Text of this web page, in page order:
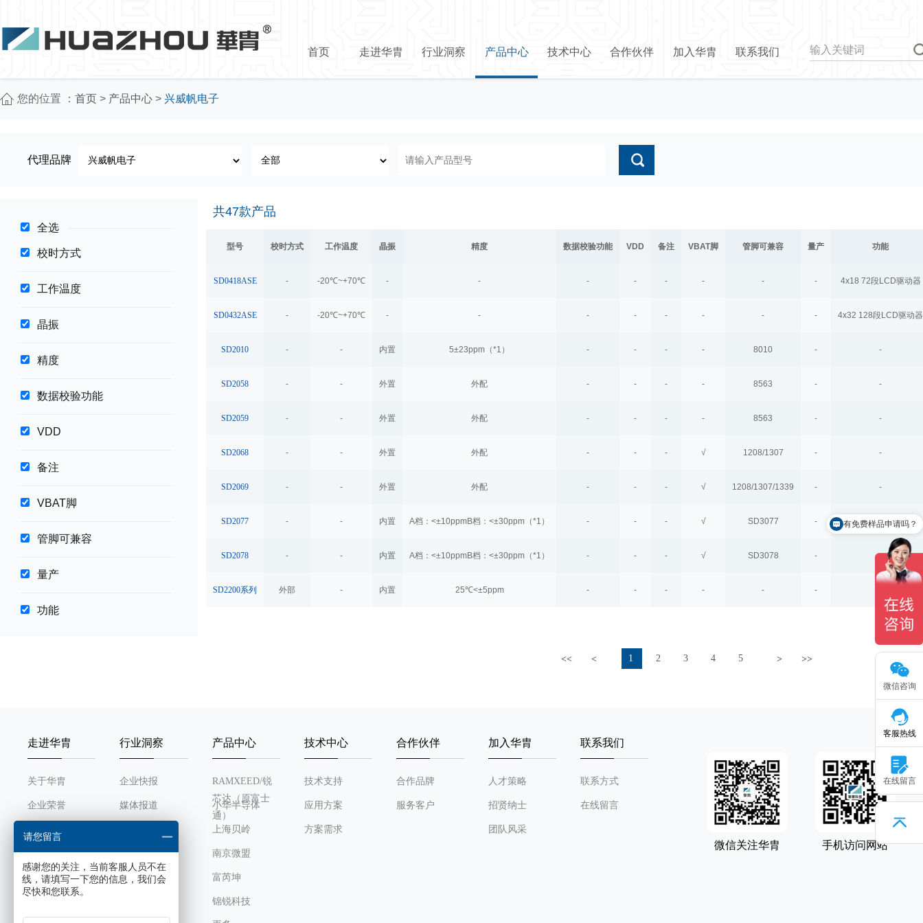
首页 走进华胄 行业洞察 产品中心 技术中心 合作伙伴 加入华胄 联系我们
您的位置 ： 首页 > 产品中心 > 兴威帆电子
代理品牌
全选
校时方式
工作温度
晶振
精度
数据校验功能
VDD
备注
VBAT脚
管脚可兼容
量产
功能
功能简介
总线
ID码
接口
共47款产品
型号 校时方式 工作温度 晶振 精度 数据校验功能 VDD 备注 VBAT脚 管脚可兼容 量产 功能
SD0418ASE - -20℃~+70℃ - - - - - - - - 4x18 72段LCD驱动器
SD0432ASE - -20℃~+70℃ - - - - - - - - 4x32 128段LCD驱动器
SD2010 - - 内置 5±23ppm（*1） - - - - 8010 - -
SD2058 - - 外置 外配 - - - - 8563 - -
SD2059 - - 外置 外配 - - - - 8563 - -
SD2068 - - 外置 外配 - - - √ 1208/1307 - -
SD2069 - - 外置 外配 - - - √ 1208/1307/1339 - -
SD2077 - - 内置 A档：<±10ppmB档：<±30ppm（*1） - - - √ SD3077 - -
SD2078 - - 内置 A档：<±10ppmB档：<±30ppm（*1） - - - √ SD3078 - -
SD2200系列 外部 - 内置 25℃<±5ppm - - - - - -
<< < 1 2 3 4 5 > >>
走进华胄
关于华胄
企业荣誉
发展历程
组织架构
企业文化
行业洞察
企业快报
媒体报道
产品中心
RAMXEED/锐
芯达（原富士
通）
小华半导体
上海贝岭
南京微盟
富芮坤
锦锐科技
技术中心
技术支持
应用方案
方案需求
合作伙伴
合作品牌
服务客户
加入华胄
人才策略
招贤纳士
团队风采
联系我们
联系方式
在线留言
微信关注华胄 手机访问网站
微信咨询
客服热线
在线留言
有免费样品申请吗？
请您留言
感谢您的关注，当前客服人员不在
线，请填写一下您的信息，我们会
尽快和您联系。